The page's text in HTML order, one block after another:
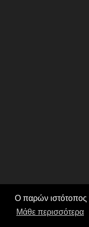
Ο παρών ιστότοπος
Μάθε περισσότερα